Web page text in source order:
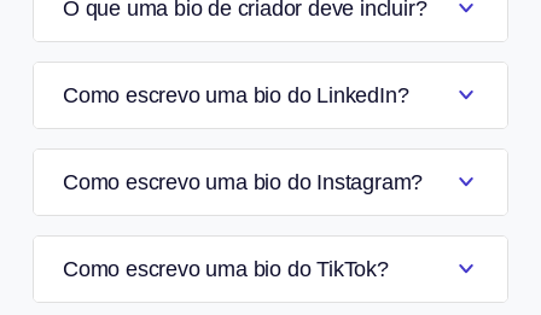
O que uma bio de criador deve incluir?
Como escrevo uma bio do LinkedIn?
Como escrevo uma bio do Instagram?
Como escrevo uma bio do TikTok?